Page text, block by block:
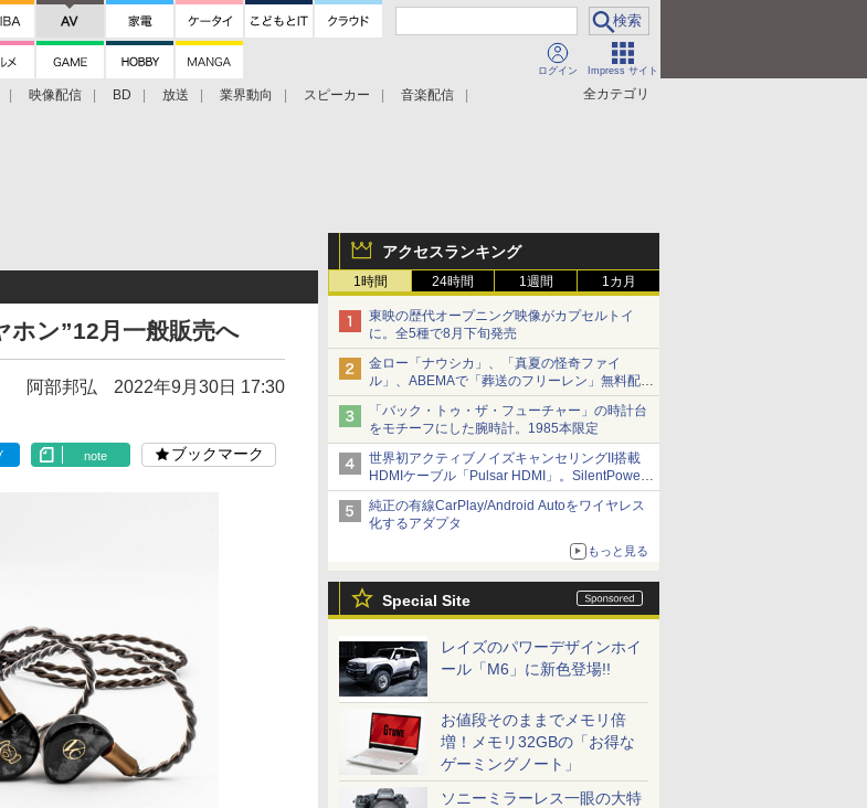
ログイン Impress サイト
全カテゴリ
映像配信 BD 放送 業界動向 スピーカー
音楽配信
アクセスランキング
1時間 24時間 1週間 1カ月
東映の歴代オープニング映像がカプセルトイ
に。全5種で8月下旬発売
金ロー「ナウシカ」、「真夏の怪奇ファイ
ル」、ABEMAで「葬送のフリーレン」無料配信
など。夏の特番・配信情報
「バック・トゥ・ザ・フューチャー」の時計台
をモチーフにした腕時計。1985本限定
世界初アクティブノイズキャンセリングII搭載
HDMIケーブル「Pulsar HDMI」。SilentPower
から
純正の有線CarPlay/Android Autoをワイヤレス
化するアダプタ
もっと見る
Special Site
レイズのパワーデザインホイ
ール「M6」に新色登場!!
お値段そのままでメモリ倍
増！メモリ32GBの「お得な
ゲーミングノート」
ソニーミラーレス一眼の大特
ホン”12月一般販売へ
阿部邦弘 2022年9月30日 17:30
note ブックマーク